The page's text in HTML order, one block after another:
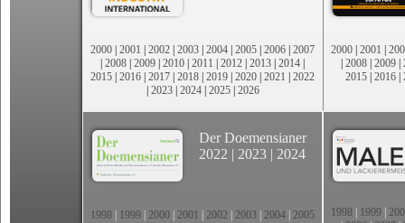
2000 | 2001 | 2002 | 2003 | 2004 | 2005 | 2006 | 2007
| 2008 | 2009 | 2010 | 2011 | 2012 | 2013 | 2014 |
2015 | 2016 | 2017 | 2018 | 2019 | 2020 | 2021 | 2022
| 2023| 2024| 2025| 2026
2000 | 2001 |
| 2008 | 2009 |
2015 | 2016 |
Der Doemensianer
2022 | 2023 | 2024
1998 1999 2000 2001 2002 2003 2004 2005
1998 1999